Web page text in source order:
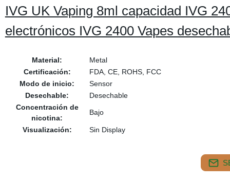
IVG UK Vaping 8ml capacidad IVG
electrónicos IVG 2400 Vapes
Material:
Metal
Certificación:
FDA, CE, ROHS, FCC
Modo de inicio:
Sensor
Desechable:
Desechable
Concentración de
nicotina:
Bajo
Visualización: Sin Display